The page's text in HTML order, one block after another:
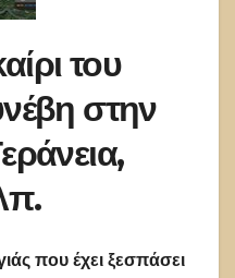
του
στην
που έχει ξεσπάσει